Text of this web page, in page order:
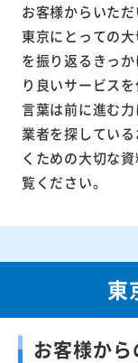
お客様からいた
東京にとっての
を振り返るきっ
り良いサービス
言葉は前に進む
業者を探してい
くための大切な
覧ください。
東
お客様か